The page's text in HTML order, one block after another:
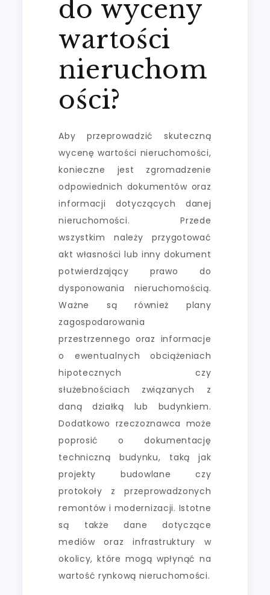
do wyceny
wartości
nieruchom
ości?
Aby przeprowadzić skuteczną
wycenę wartości nieruchomości,
konieczne jest zgromadzenie
odpowiednich dokumentów oraz
informacji dotyczących danej
nieruchomości. Przede
wszystkim należy przygotować
akt własności lub inny dokument
potwierdzający prawo do
dysponowania nieruchomością.
Ważne są również plany
zagospodarowania
przestrzennego oraz informacje
o ewentualnych obciążeniach
hipotecznych czy
służebnościach związanych z
daną działką lub budynkiem.
Dodatkowo rzeczoznawca może
poprosić o dokumentację
techniczną budynku, taką jak
projekty budowlane czy
protokoły z przeprowadzonych
remontów i modernizacji. Istotne
są także dane dotyczące
mediów oraz infrastruktury w
okolicy, które mogą wpłynąć na
wartość rynkową nieruchomości.